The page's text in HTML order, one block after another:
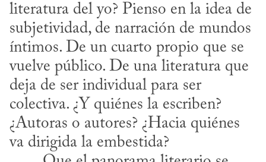
literatura del yo? Pienso en la idea de
subjetividad, de narración de mundos
íntimos. De un cuarto propio que se
vuelve público. De una literatura que
deja de ser individual para ser
colectiva. ¿Y quiénes la escriben?
¿Autoras o autores? ¿Hacia quiénes
va dirigida la embestida?